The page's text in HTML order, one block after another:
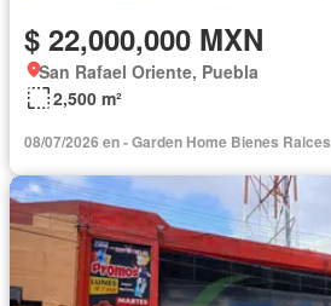
$ 22,000,000 MXN
San Rafael Oriente, Puebla
2,500 m²
08/07/2026 en - Garden Home Bienes Rai­ces